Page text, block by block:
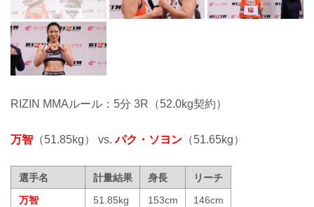
RIZIN MMAルール：5分 3R（52.0kg契約）
万智 （51.85kg） vs.パク・ソヨン （51.65kg）
選手名 計量結果 身長
リーチ
万智
51.85kg 153cm
146cm